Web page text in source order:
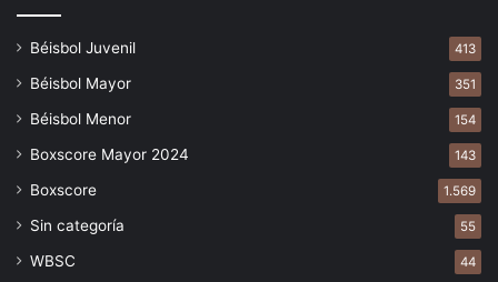
Béisbol Juvenil 413
Béisbol Mayor 351
Béisbol Menor 154
Boxscore Mayor 2024 143
Boxscore 1.569
Sin categoría 55
WBSC 44